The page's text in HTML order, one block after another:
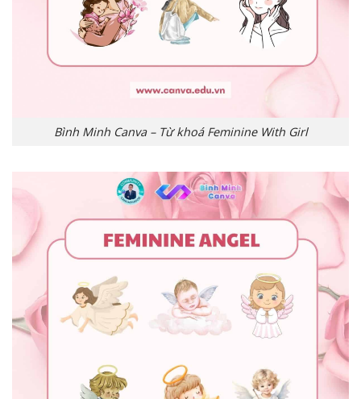
Bình Minh Canva – Từ khoá Feminine With Girl